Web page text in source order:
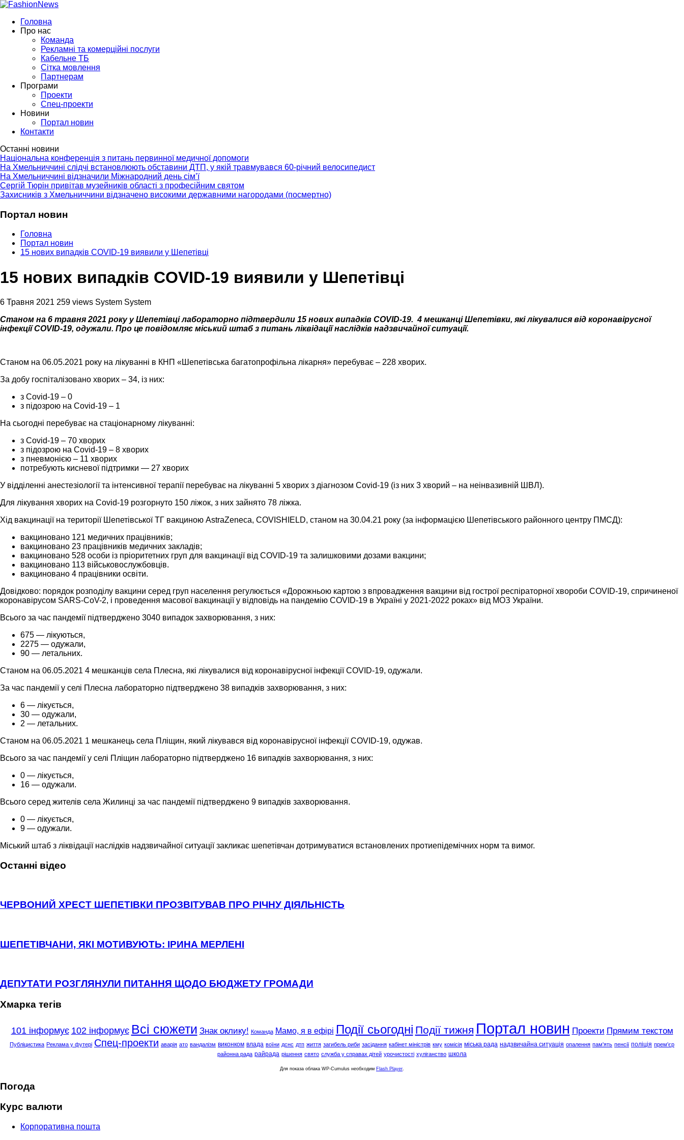
Головна
Про нас
Команда
Рекламні та комерційні послуги
Кабельне ТБ
Сітка мовлення
Партнерам
Програми
Проекти
Спец-проекти
Новини
Портал новин
Контакти
Останні новини
Національна конференція з питань первинної медичної допомоги
На Хмельниччині слідчі встановлюють обставини ДТП, у якій травмувався 60-річний велосипедист
На Хмельниччині відзначили Міжнародний день сім’ї
Сергій Тюрін привітав музейників області з професійним святом
Захисників з Хмельниччини відзначено високими державними нагородами (посмертно)
Портал новин
Головна
Портал новин
15 нових випадків COVID-19 виявили у Шепетівці
15 нових випадків COVID-19 виявили у Шепетівці
6 Травня 2021 259 views System System
Станом на 6 травня 2021 року у Шепетівці лабораторно підтвердили 15 нових випадків COVID-19. 4 мешканці Шепетівки, які лікувалися від коронавірусної
інфекції COVID-19, одужали. Про це повідомляє міський штаб з питань ліквідації наслідків надзвичайної ситуації.
Станом на 06.05.2021 року на лікуванні в КНП «Шепетівська багатопрофільна лікарня» перебуває – 228 хворих.
За добу госпіталізовано хворих – 34, із них:
з Covid-19 – 0
з підозрою на Covid-19 – 1
На сьогодні перебуває на стаціонарному лікуванні:
з Covid-19 – 70 хворих
з підозрою на Covid-19 – 8 хворих
з пневмонією – 11 хворих
потребують кисневої підтримки — 27 хворих
У відділенні анестезіології та інтенсивної терапії перебуває на лікуванні 5 хворих з діагнозом Covid-19 (із них 3 хворий – на неінвазивній ШВЛ).
Для лікування хворих на Covid-19 розгорнуто 150 ліжок, з них зайнято 78 ліжка.
Хід вакцинації на території Шепетівської ТГ вакциною AstraZeneca, COVISHIELD, станом на 30.04.21 року (за інформацією Шепетівського районного центру ПМСД):
вакциновано 121 медичних працівників;
вакциновано 23 працівників медичних закладів;
вакциновано 528 особи із пріоритетних груп для вакцинації від COVID-19 та залишковими дозами вакцини;
вакциновано 113 військовослужбовців.
вакциновано 4 працівники освіти.
Довідково: порядок розподілу вакцини серед груп населення регулюється «Дорожньою картою з впровадження вакцини від гострої респіраторної хвороби COVID-19, спричиненої
коронавірусом SARS-CoV-2, і проведення масової вакцинації у відповідь на пандемію COVID-19 в Україні у 2021-2022 роках» від МОЗ України.
Всього за час пандемії підтверджено 3040 випадок захворювання, з них:
675 — лікуються,
2275 — одужали,
90 — летальних.
Станом на 06.05.2021 4 мешканців села Плесна, які лікувалися від коронавірусної інфекції COVID-19, одужали.
За час пандемії у селі Плесна лабораторно підтверджено 38 випадків захворювання, з них:
6 — лікується,
30 — одужали,
2 — летальних.
Станом на 06.05.2021 1 мешканець села Пліщин, який лікувався від коронавірусної інфекції COVID-19, одужав.
Всього за час пандемії у селі Пліщин лабораторно підтверджено 16 випадків захворювання, з них:
0 — лікується,
16 — одужали.
Всього серед жителів села Жилинці за час пандемії підтверджено 9 випадків захворювання.
0 — лікується,
9 — одужали.
Міський штаб з ліквідації наслідків надзвичайної ситуації закликає шепетівчан дотримуватися встановлених протиепідемічних норм та вимог.
Останні відео
ЧЕРВОНИЙ ХРЕСТ ШЕПЕТІВКИ ПРОЗВІТУВАВ ПРО РІЧНУ ДІЯЛЬНІСТЬ
ШЕПЕТІВЧАНИ, ЯКІ МОТИВУЮТЬ: ІРИНА МЕРЛЕНІ
ДЕПУТАТИ РОЗГЛЯНУЛИ ПИТАННЯ ЩОДО БЮДЖЕТУ ГРОМАДИ
Хмарка тегів
101 інформує 102 інформує Всі сюжети Знак оклику! Команда Мамо, я в ефірі Події сьогодні Події тижня Портал новин Проекти Прямим текстом
Публіцистика Реклама у футері Спец-проекти аварія ато вандалізм виконком влада воїни дснс дтп життя загибель риби засідання кабінет міністрів кму комісія міська рада надзвичайна ситуація опалення пам'ять пенсії поліція прем'єр
районна рада райрада рішення свято служба у справах дітей урочистості хуліганство школа
Для показа облака WP-Cumulus необходим Flash Player
Погода
Курс валюти
Корпоративна пошта